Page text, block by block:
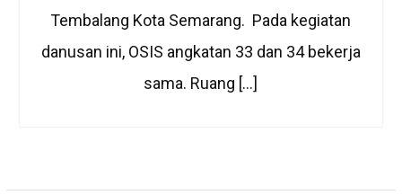
Tembalang Kota Semarang. Pada kegiatan
danusan ini, OSIS angkatan 33 dan 34 bekerja
sama. Ruang […]